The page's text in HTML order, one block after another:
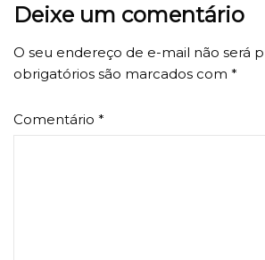
Deixe um comentário
O seu endereço de e-mail não será
obrigatórios são marcados com *
Comentário *